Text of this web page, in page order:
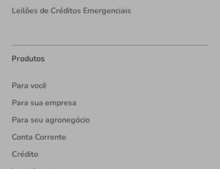
Leilões de Créditos Emergenciais
Produtos
Para você
Para sua empresa
Para seu agronegócio
Conta Corrente
Crédito